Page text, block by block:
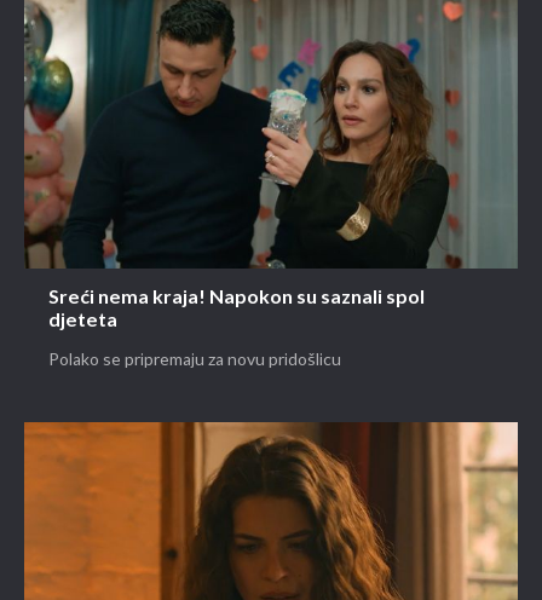
Sreći nema kraja! Napokon su saznali spol
djeteta
Polako se pripremaju za novu pridošlicu